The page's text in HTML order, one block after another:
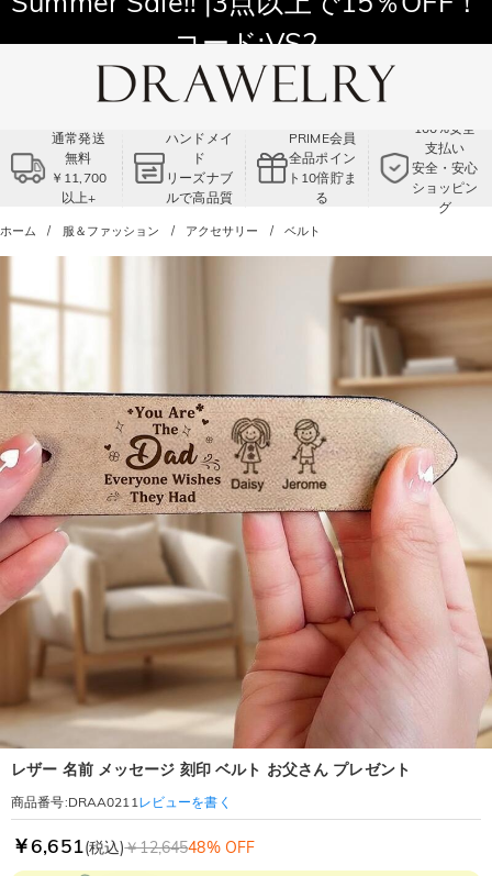
11,700円以上通常配送無料！
Summer Sale!! |3点以上で15％OFF！
コード:VS2
通常発送
無料
￥11,700
以上+
ハンドメイ
ド
リーズナブ
ルで高品質
PRIME会員
全品ポイン
ト10倍貯ま
る
100%安全
支払い
安全・安心
ショッピン
グ
ホーム 服＆ファッション アクセサリー ベルト
レザー 名前 メッセージ 刻印 ベルト お父さん プレゼント
商品番号:DRAA0211レビューを書く
￥6,651(税込)￥12,64548% OFF